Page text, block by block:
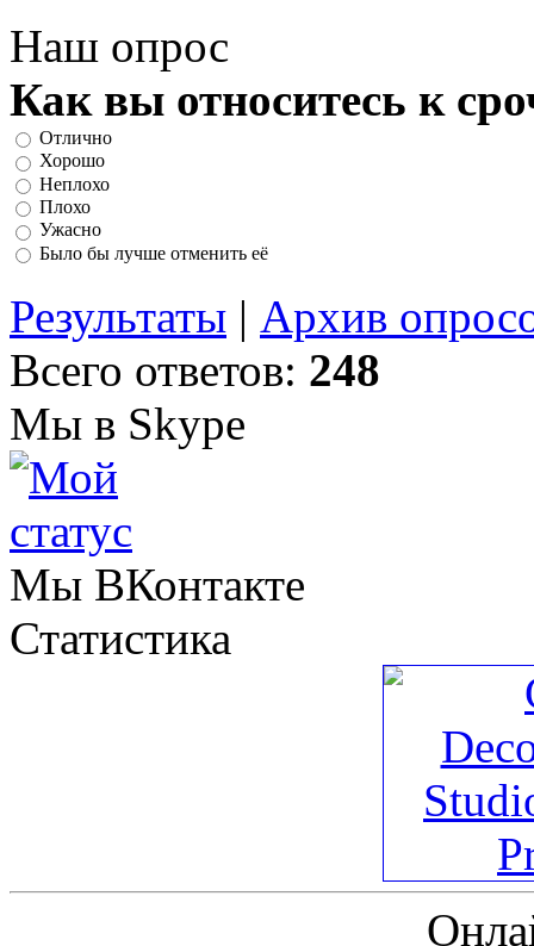
Наш опрос
Как вы относитесь к
Отлично
Хорошо
Неплохо
Плохо
Ужасно
Было бы лучше отменить её
Результаты | Архив
Всего ответов: 248
Мы в Skype
Мы ВКонтакте
Статистика